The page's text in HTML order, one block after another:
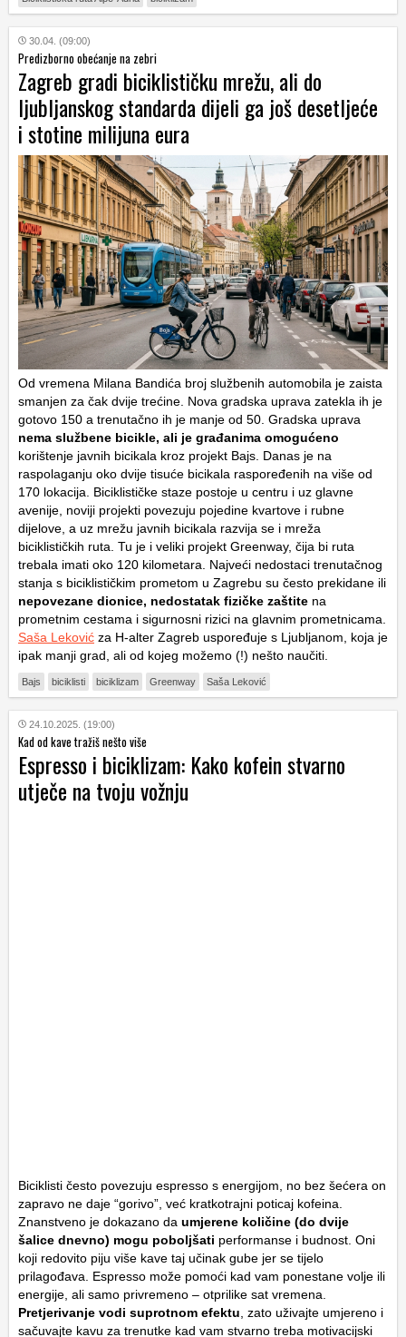
30.04. (09:00)
Predizborno obećanje na zebri
Zagreb gradi biciklističku mrežu, ali do
ljubljanskog standarda dijeli ga još desetljeće
i stotine milijuna eura
Od vremena Milana Bandića broj službenih automobila je zaista
smanjen za čak dvije trećine. Nova gradska uprava zatekla ih je
gotovo 150 a trenutačno ih je manje od 50. Gradska uprava
nema službene bicikle, ali je građanima omogućeno
korištenje javnih bicikala kroz projekt Bajs. Danas je na
raspolaganju oko dvije tisuće bicikala raspoređenih na više od
170 lokacija. Biciklističke staze postoje u centru i uz glavne
avenije, noviji projekti povezuju pojedine kvartove i rubne
dijelove, a uz mrežu javnih bicikala razvija se i mreža
biciklističkih ruta. Tu je i veliki projekt Greenway, čija bi ruta
trebala imati oko 120 kilometara. Najveći nedostaci trenutačnog
stanja s biciklističkim prometom u Zagrebu su često prekidane ili
nepovezane dionice, nedostatak fizičke zaštite na
prometnim cestama i sigurnosni rizici na glavnim prometnicama.
Saša Leković za H-alter Zagreb uspoređuje s Ljubljanom, koja je
ipak manji grad, ali od kojeg možemo (!) nešto naučiti.
Bajs biciklisti biciklizam Greenway Saša Leković
24.10.2025. (19:00)
Kad od kave tražiš nešto više
Espresso i biciklizam: Kako kofein stvarno
utječe na tvoju vožnju
Biciklisti često povezuju espresso s energijom, no bez šećera on
zapravo ne daje “gorivo”, već kratkotrajni poticaj kofeina.
Znanstveno je dokazano da umjerene količine (do dvije
šalice dnevno) mogu poboljšati performanse i budnost. Oni
koji redovito piju više kave taj učinak gube jer se tijelo
prilagođava. Espresso može pomoći kad vam ponestane volje ili
energije, ali samo privremeno – otprilike sat vremena.
Pretjerivanje vodi suprotnom efektu, zato uživajte umjereno i
sačuvajte kavu za trenutke kad vam stvarno treba motivacijski